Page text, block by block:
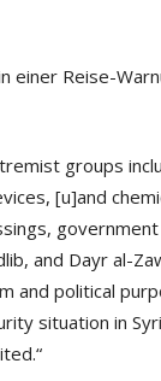
Reise-
groups
[u]and
government
and Dayr al-
and political
situation in